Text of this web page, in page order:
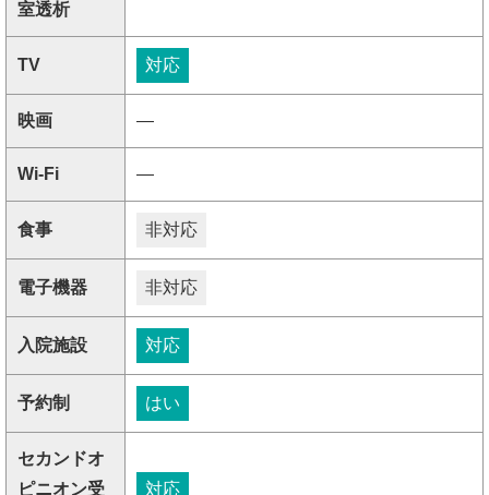
室透析
TV 対応
映画 ―
Wi-Fi ―
食事 非対応
電子機器 非対応
入院施設 対応
予約制 はい
セカンドオ
ピニオン受
対応